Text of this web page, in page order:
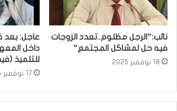
نائب:”الرجل مظلوم..تعدد الزوجات
فيه حل لمشاكل المجتمع”
18 نوفمبر 2025
عاجل: بعد
داخل
للتلميذ
17 نوفمبر 2025